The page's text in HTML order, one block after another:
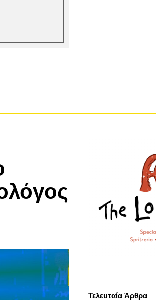
Τελευταία Άρθρα